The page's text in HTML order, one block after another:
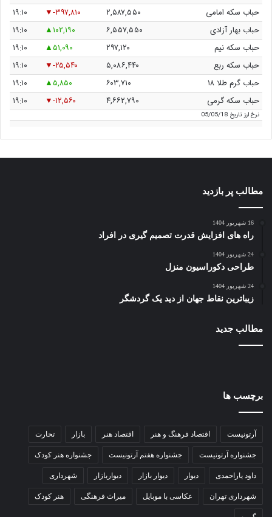
حباب سکه امامی
۲,۵۸۷,۵۵۰ -۳۹۷,۸۱۰
۱۹:۱۰
حباب بهار آزادی
۶,۵۵۷,۵۵۰ ۱۰۲,۱۹۰
۱۹:۱۰
حباب سکه نیم
۲۹۷,۱۲۰ ۵۱,۰۹۰
۱۹:۱۰
حباب سکه ربع
۵,۰۸۶,۴۴۰ -۲۵,۵۴۰
۱۹:۱۰
حباب گرم طلا ۱۸
۶۰۳,۷۱۰ ۵,۸۵۰
۱۹:۱۰
حباب سکه گرمی
۴,۶۶۲,۷۹۰ -۱۲,۵۶۰ ۱۹:۱۰
نرخ ارزتاریخ 05/05/18
مطالب پر بازدید
16 شهریور 1404
راه های افزایش قدرت تصمیم گیری در افراد
24 شهریور 1404
طراحی دکوراسیون منزل
24 شهریور 1404
زیباترین نقاط جهان از دید یک گردشگر
مطالب جدید
برچسب ها
آرتونیست اقتصاد فرهنگ و هنر اقتصاد هنر بازار تحارت
جشنواره آرتونیست جشنواره هفتم آرتونیست جشنواره هنر کودک
داود یاراحمدی دیوار دیوار بازار دیواربازار شهرداری
شهرداری تهران عکاسی با موبایل میراث فرهنگی هنر کودک